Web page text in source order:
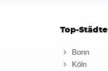
Top-Städte
Bonn
Köln